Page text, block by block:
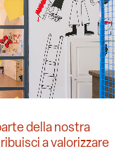
della nostra
a valorizzare